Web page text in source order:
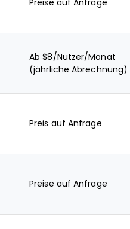
Preise auf Anfrage
Ab $8/Nutzer/Monat
(jährliche Abrechnung)
Preis auf Anfrage
Preise auf Anfrage